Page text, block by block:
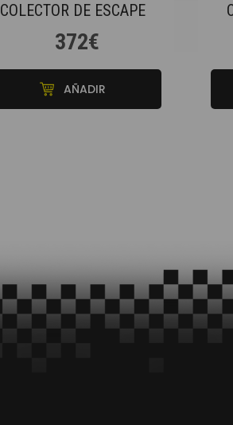
COLECTOR DE ESCAPE
372€
AÑADIR